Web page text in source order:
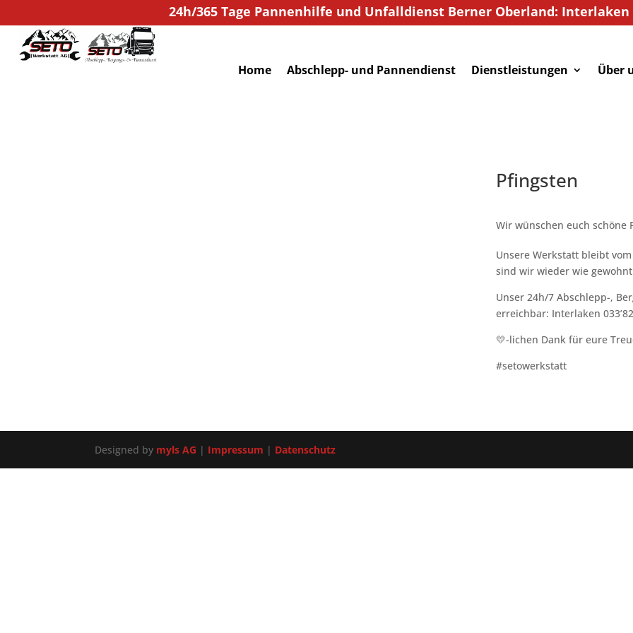
24h/365 Tage Pannenhilfe und Unfalldienst Berner Oberland: Interlaken
Home Abschlepp- und Pannendienst Dienstleistungen Über
Pfingsten
Wir wünschen euch schöne
Unsere Werkstatt bleibt
sind wir wieder wie
Unser 24h/7 Abschlepp-,
erreichbar: Interlaken
💛-lichen Dank für eure
#setowerkstatt
Designed by myls AG | Impressum | Datenschutz